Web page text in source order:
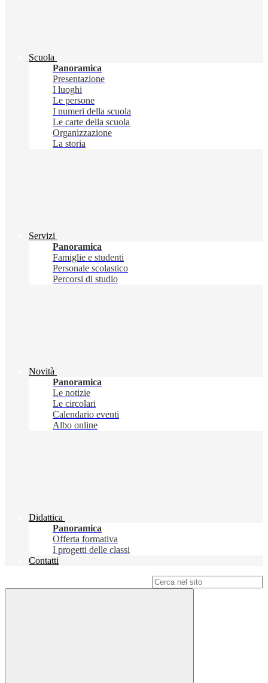
Scuola
Panoramica
Presentazione
I luoghi
Le persone
I numeri della scuola
Le carte della scuola
Organizzazione
La storia
Servizi
Panoramica
Famiglie e studenti
Personale scolastico
Percorsi di studio
Novità
Panoramica
Le notizie
Le circolari
Calendario eventi
Albo online
Didattica
Panoramica
Offerta formativa
I progetti delle classi
Contatti